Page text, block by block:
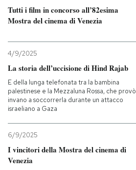
SHOP
CALENDARIO
AREA PERSONALE
Tutti i film in concorso all’82esima
Mostra del cinema di Venezia
4/9/2025
La storia dell’uccisione di Hind Rajab
E della lunga telefonata tra la bambina
palestinese e la Mezzaluna Rossa, che provò
invano a soccorrerla durante un attacco
israeliano a Gaza
6/9/2025
I vincitori della Mostra del cinema di
Venezia